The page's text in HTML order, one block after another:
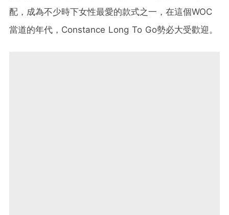
配，成為不少時下女性最愛的款式之一，在這個WOC
當道的年代，Constance Long To Go勢必大受歡迎。